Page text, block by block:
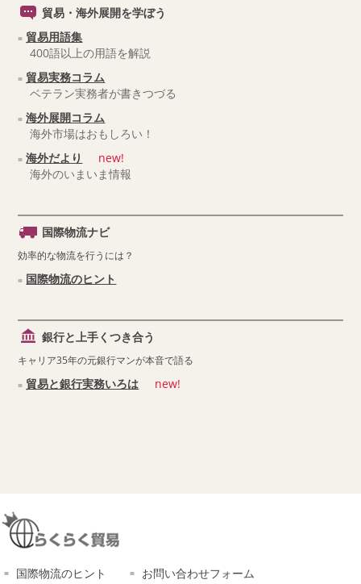
貿易・海外展開を学ぼう
貿易用語集
400語以上の用語を解説
貿易実務コラム
ベテラン実務者が書きつづる
海外展開コラム
海外市場はおもしろい！
海外だより
new!
海外のいまいま情報
国際物流ナビ
効率的な物流を行うには？
国際物流のヒント
銀行と上手くつき合う
キャリア35年の元銀行マンが本音で語る
貿易と銀行実務いろは new!
国際物流のヒント お問い合わせフォーム